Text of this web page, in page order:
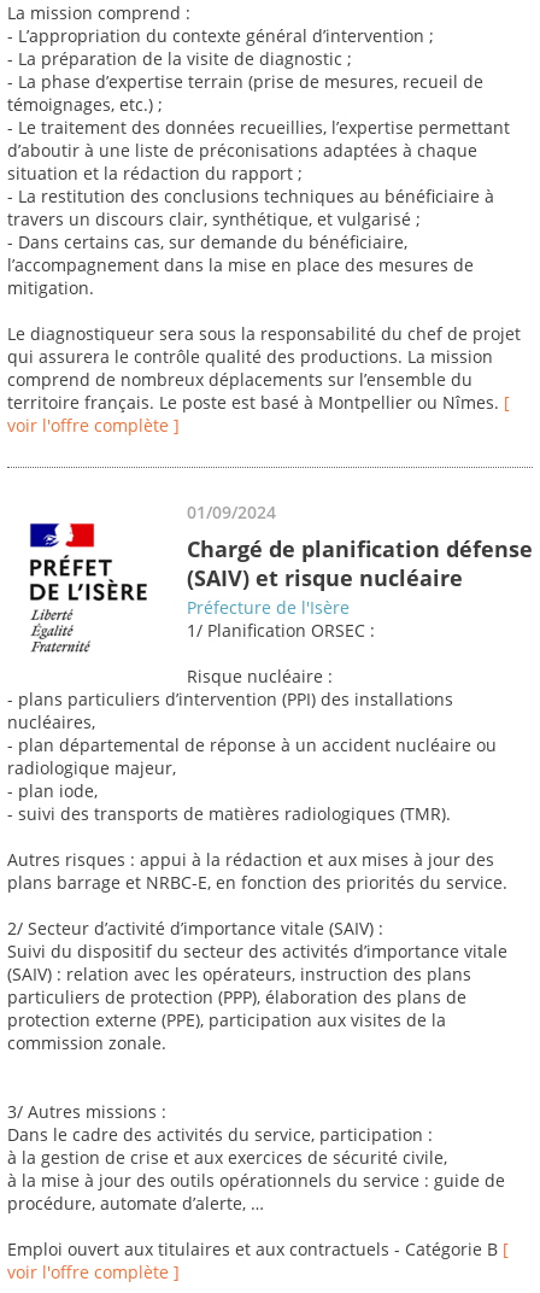
La mission comprend :
- L’appropriation du contexte général d’intervention ;
- La préparation de la visite de diagnostic ;
- La phase d’expertise terrain (prise de mesures, recueil de
témoignages, etc.) ;
- Le traitement des données recueillies, l’expertise permettant
d’aboutir à une liste de préconisations adaptées à chaque
situation et la rédaction du rapport ;
- La restitution des conclusions techniques au bénéficiaire à
travers un discours clair, synthétique, et vulgarisé ;
- Dans certains cas, sur demande du bénéficiaire,
l’accompagnement dans la mise en place des mesures de
mitigation.
Le diagnostiqueur sera sous la responsabilité du chef de projet
qui assurera le contrôle qualité des productions. La mission
comprend de nombreux déplacements sur l’ensemble du
territoire français. Le poste est basé à Montpellier ou Nîmes. [
voir l'offre complète ]
01/09/2024
Chargé de planification défense
(SAIV) et risque nucléaire
Préfecture de l'Isère
1/ Planification ORSEC :
Risque nucléaire :
- plans particuliers d’intervention (PPI) des installations
nucléaires,
- plan départemental de réponse à un accident nucléaire ou
radiologique majeur,
- plan iode,
- suivi des transports de matières radiologiques (TMR).
Autres risques : appui à la rédaction et aux mises à jour des
plans barrage et NRBC-E, en fonction des priorités du service.
2/ Secteur d’activité d’importance vitale (SAIV) :
Suivi du dispositif du secteur des activités d’importance vitale
(SAIV) : relation avec les opérateurs, instruction des plans
particuliers de protection (PPP), élaboration des plans de
protection externe (PPE), participation aux visites de la
commission zonale.
3/ Autres missions :
Dans le cadre des activités du service, participation :
à la gestion de crise et aux exercices de sécurité civile,
à la mise à jour des outils opérationnels du service : guide de
procédure, automate d’alerte, …
Emploi ouvert aux titulaires et aux contractuels - Catégorie B [
voir l'offre complète ]